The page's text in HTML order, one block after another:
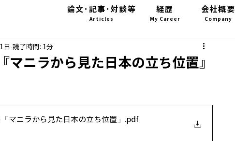
論文･記事･対談等
Articles
経歴
My Career
会社概要
Company
マニラから見た日本の立ち位置』
日 読了時間: 1分
マニラから見た日本の立ち位置」 .pdf